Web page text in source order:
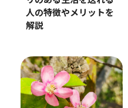
人の特徴やメリットを
解説